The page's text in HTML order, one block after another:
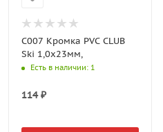
C007 Кромка PVС CLUB
Ski 1,0х23мм,
Есть в наличии: 1
114₽